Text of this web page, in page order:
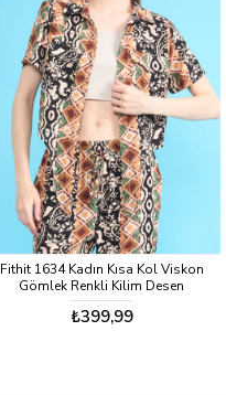
Fithit 1634 Kadın Kısa Kol Viskon
Gömlek Renkli Kilim Desen
₺399,99